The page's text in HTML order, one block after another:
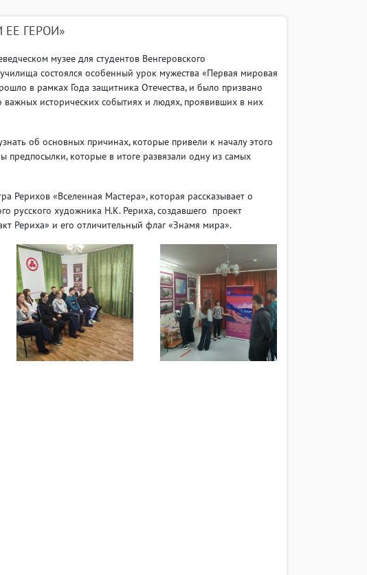
ГЕРОИ»
музее для студентов Венгеровского
состоялся особенный урок мужества «Первая мировая
в рамках Года защитника Отечества, и было призвано
исторических событиях и людях, проявивших в них
об основных причинах, которые привели к началу этого
которые в итоге развязали одну из самых
«Вселенная Мастера», которая рассказывает о
русского художника Н.К. Рериха, создавшего проект
Рериха» и его отличительный флаг «Знамя мира».